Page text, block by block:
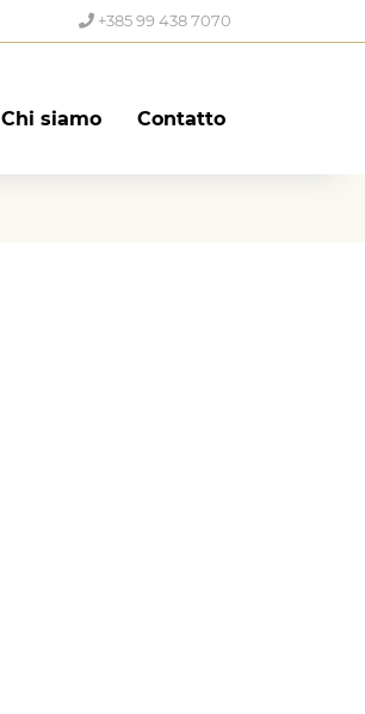
+385 99 438 7070
Chi siamo Contatto